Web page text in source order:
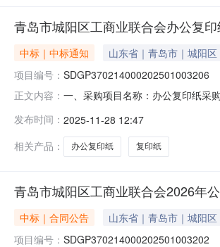
青岛市城阳区工商业联合会办公复
中标｜中标通知 山东省｜青岛市｜城阳区
项目编号： SDGP370214000202501003206
正文内容： 一、采购项目名称：办公复印纸采
八、项目联系人信息：戴志鹏联系
发布时间： 2025-11-28 12:47
相关产品：
办公复印纸 复印纸
青岛市城阳区工商业联合会2026年
中标｜合同公告 山东省｜青岛市｜城阳区
项目编号： SDGP370214000202501003202